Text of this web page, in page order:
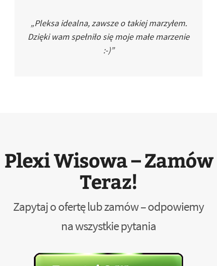
„Pleksa idealna, zawsze o takiej marzyłem.
Dzięki wam spełniło się moje małe marzenie
:-)”
Plexi Wisowa – Zamów
Teraz!
Zapytaj o ofertę lub zamów – odpowiemy
na wszystkie pytania